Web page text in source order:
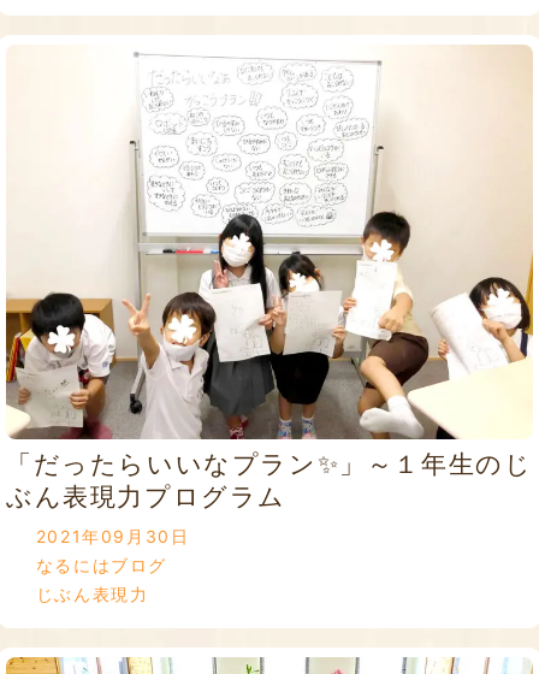
「だったらいいなプラン✨」～１年生のじ
ぶん表現力プログラム
2021年09月30日
なるにはブログ
じぶん表現力